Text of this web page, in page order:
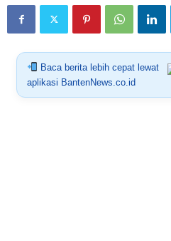
Baca berita lebih cepat lewat
aplikasi BantenNews.co.id